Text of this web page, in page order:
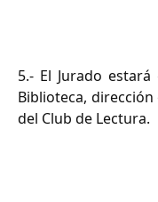
5.- El Jurado
Biblioteca,
del Club de Lectura.